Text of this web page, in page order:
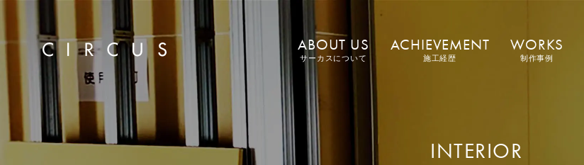
ABOUT US
サーカスについて
ACHIEVEMENT
施工経歴
WORKS
制作事例
INTERIOR